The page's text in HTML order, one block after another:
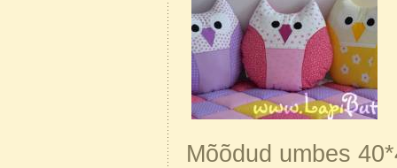
Mõõdud umbes